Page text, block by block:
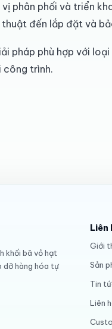
vị phân phối và triển
thuật đến lắp đặt và
pháp phù hợp với
trình.
khối bã vỏ hạt
dỡ hàng hóa tự
Liên
Giới
Sản
Tin
Liên